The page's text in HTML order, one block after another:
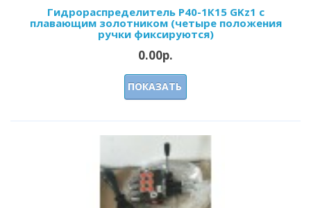
Гидрораспределитель Р40-1К15 GKz1 с
плавающим золотником (четыре положения
ручки фиксируются)
0.00р.
ПОКАЗАТЬ